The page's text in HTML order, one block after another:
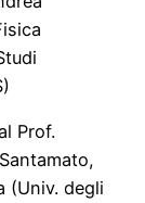
Prof.
(Univ. degli